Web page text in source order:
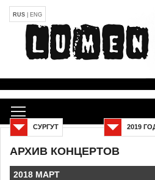
RUS ENG
АРХИВ КОНЦЕРТОВ
2019
СУРГУТ
2018 МАРТ